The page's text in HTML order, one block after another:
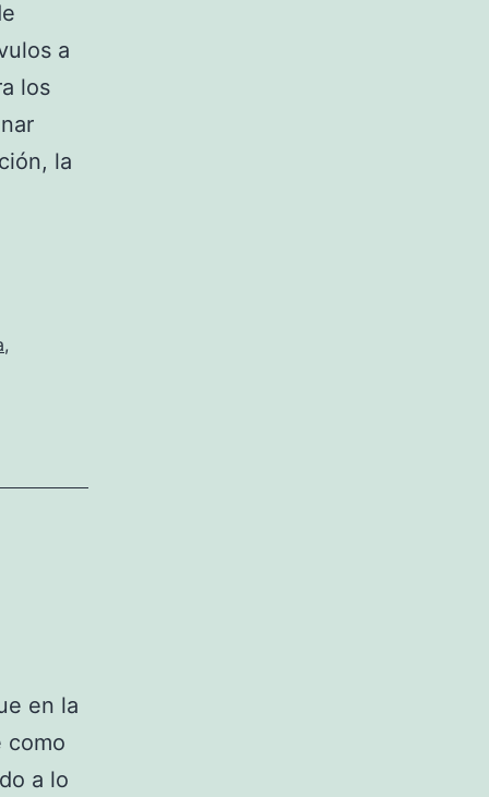
a
los
la
,
en la
como
a lo